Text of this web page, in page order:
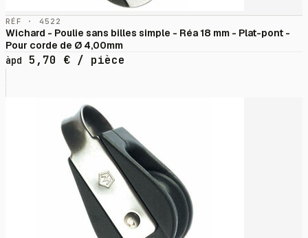
RÉF · 4522
Wichard - Poulie sans billes simple - Réa 18 mm - Plat-pont -
Pour corde de Ø 4,00mm
àpd
5,70 € / pièce